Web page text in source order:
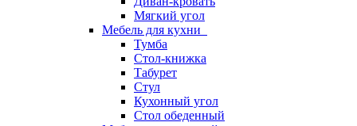
Мягкий угол
Мебель для кухни
Тумба
Стол-книжка
Табурет
Стул
Кухонный угол
Стол обеденный